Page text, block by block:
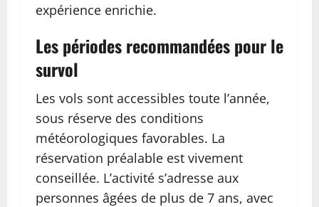
expérience enrichie.
Les périodes recommandées pour le
survol
Les vols sont accessibles toute l’année,
sous réserve des conditions
météorologiques favorables. La
réservation préalable est vivement
conseillée. L’activité s’adresse aux
personnes âgées de plus de 7 ans, avec